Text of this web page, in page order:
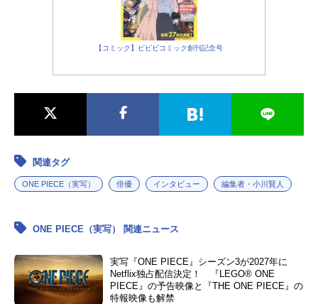
イガラム：ヨンダ・トーマス
いっぽんマツ：ジェームズ・ヒロユキ・リャオ
ミス・ゴールデンウィーク：ソフィア・アン・カルーソ
クロマーリモ：アントン・デヴィッド・ジェフタ
トニートニー・チョッパー（大谷育江）
【コミック】ビビビコミック創刊記念号
関連タグ
ONE PIECE（実写） 俳優 インタビュー 編集者・小川賢人
ONE PIECE（実写） 関連ニュース
実写『ONE PIECE』シーズン3が2027年に
Netflix独占配信決定！ 『LEGO® ONE
PIECE』の予告映像と『THE ONE PIECE』の
特報映像も解禁